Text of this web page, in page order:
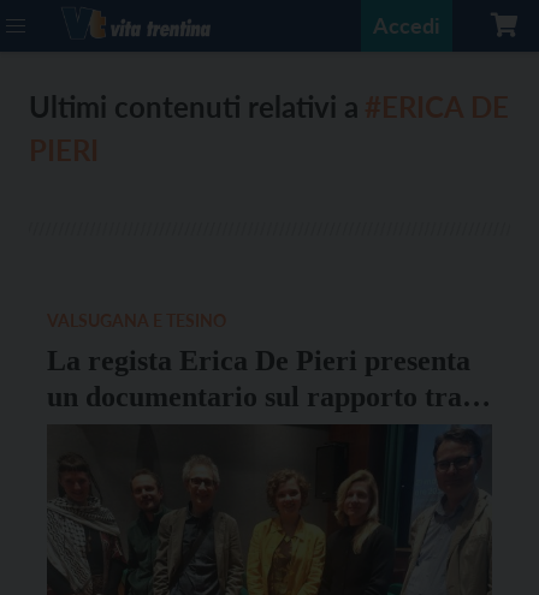
Accedi
Ultimi contenuti relativi a
La regista Erica De Pieri presenta
un documentario sul rapporto tra
giovani e la Valsugana